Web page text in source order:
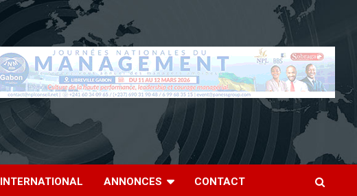
INTERNATIONAL ANNONCES CONTACT